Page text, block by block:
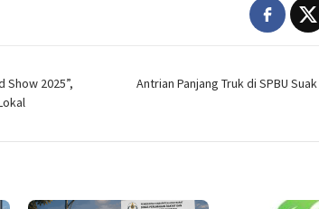
Show 2025”,
Antrian Panjang Truk di SPBU